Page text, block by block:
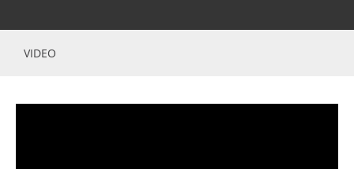
VIDEO